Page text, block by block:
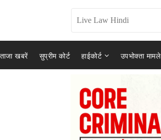
ताजा खबरें सुप्रीम कोर्ट हाईकोर्ट उपभोक्ता मामले